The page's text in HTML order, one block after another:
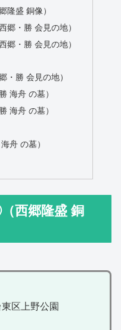
隆盛 銅像）
郷・勝 会見の地）
郷・勝 会見の地）
・勝 会見の地）
海舟 の墓）
海舟 の墓）
舟 の墓）
西郷隆盛 銅
区上野公園